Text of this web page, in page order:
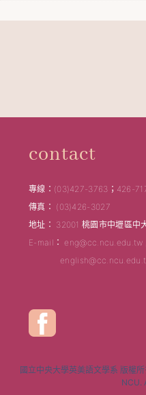
contact
專線：(03)427-3763；426-
傳真： (03)426-3027
地址： 32001 桃園市中壢區中
E-mail： eng@cc.ncu.edu.tw ,
國立中央大學英美語文學系 版權
NCU.